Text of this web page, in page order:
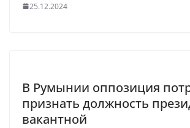
25.12.2024
В Румынии оппозиция
признать должность
вакантной